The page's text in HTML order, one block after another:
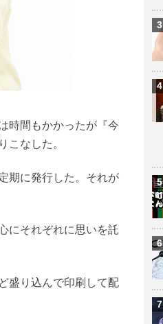
時間もかかったが『今
こなした。
期に発行した。それが
にそれぞれに思いを託
盛り込んで印刷して配